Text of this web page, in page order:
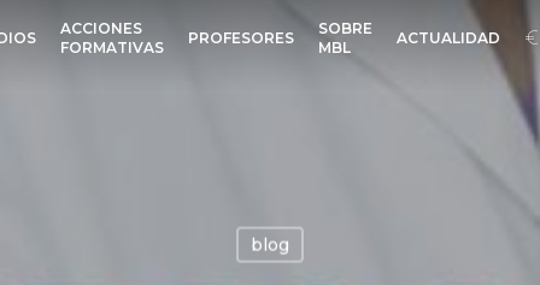
ACCIONES
FORMATIVAS
PROFESORES
SOBRE
MBL
ACTUALIDAD
blog